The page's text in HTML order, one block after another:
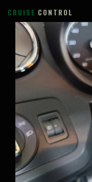
CRUISE CONTROL